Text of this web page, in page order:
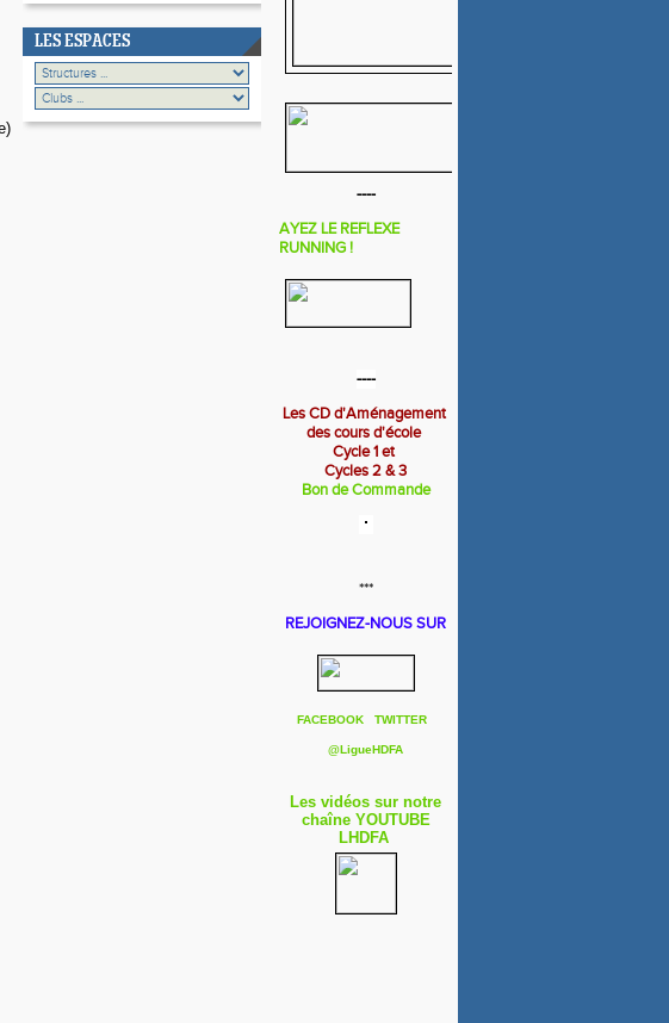
LES ESPACES
----
AYEZ LE REFLEXE
RUNNING !
----
Les CD d'Aménagement
des cours d'école
Cycle 1 et
Cycles 2 & 3
Bon de Commande
***
REJOIGNEZ-NOUS SUR
FACEBOOK TWITTER
@LigueHDFA
Les vidéos sur notre
chaîne YOUTUBE
LHDFA